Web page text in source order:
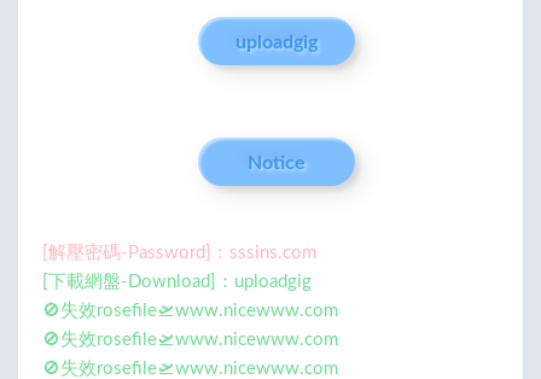
uploadgig
Notice
[解壓密碼-Password]：sssins.com
[下載網盤-Download]：uploadgig
🚫失效rosefile🛫www.nicewww.com
🚫失效rosefile🛫www.nicewww.com
🚫失效rosefile🛫www.nicewww.com